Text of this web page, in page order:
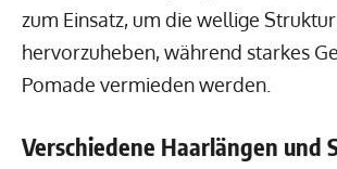
zum Einsatz, um die wellige Struktur
hervorzuheben, während starkes
Pomade vermieden werden.
Verschiedene Haarlängen und